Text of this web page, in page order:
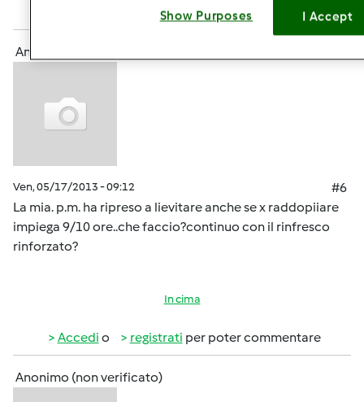
registratiper poter commentare
Anonimo (non verificato)
Ven, 05/17/2013 - 09:12
#6
La mia. p.m. ha ripreso a lievitare anche se x raddopiiare
impiega 9/10 ore..che faccio?continuo con il rinfresco
rinforzato?
In cima
Accedi o registrati per poter commentare
Anonimo (non verificato)
Show Purposes I Accept